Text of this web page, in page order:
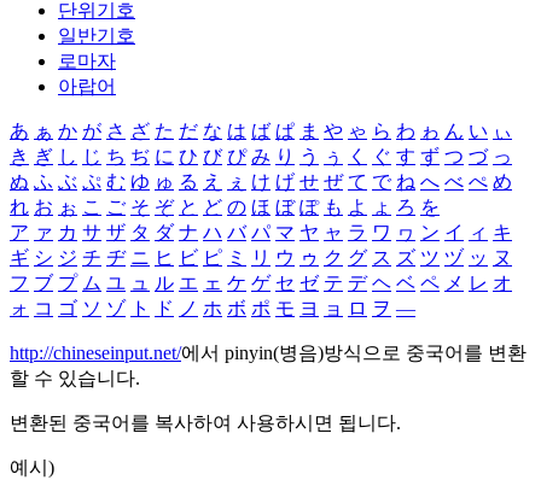
단위기호
일반기호
로마자
아랍어
あ ぁ か が さ ざ た だ な は ば ぱ ま や ゃ ら わ ゎ ん い ぃ
き ぎ し じ ち ぢ に ひ び ぴ み り う ぅ く ぐ す ず つ づ っ
ぬ ふ ぶ ぷ む ゆ ゅ る え ぇ け げ せ ぜ て で ね へ べ ぺ め
れ お ぉ こ ご そ ぞ と ど の ほ ぼ ぽ も よ ょ ろ を
ア ァ カ サ ザ タ ダ ナ ハ バ パ マ ヤ ャ ラ ワ ヮ ン イ ィ キ
ギ シ ジ チ ヂ ニ ヒ ビ ピ ミ リ ウ ゥ ク グ ス ズ ツ ヅ ッ ヌ
フ ブ プ ム ユ ュ ル エ ェ ケ ゲ セ ゼ テ デ ヘ ベ ペ メ レ オ
ォ コ ゴ ソ ゾ ト ド ノ ホ ボ ポ モ ヨ ョ ロ ヲ ―
http://chineseinput.net/에서 pinyin(병음)방식으로 중국어를 변환
할 수 있습니다.
변환된 중국어를 복사하여 사용하시면 됩니다.
예시)